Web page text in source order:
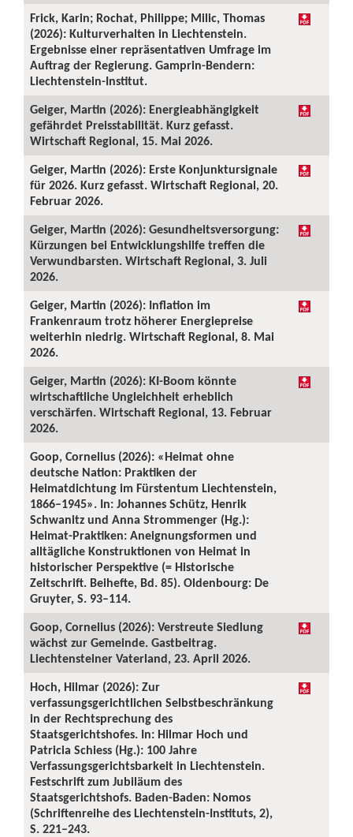
Frick, Karin; Rochat, Philippe; Milic, Thomas
(2026): Kulturverhalten in Liechtenstein.
Ergebnisse einer repräsentativen Umfrage im
Auftrag der Regierung. Gamprin-Bendern:
Liechtenstein-Institut.
Geiger, Martin (2026): Energieabhängigkeit
gefährdet Preisstabilität. Kurz gefasst.
Wirtschaft Regional, 15. Mai 2026.
Geiger, Martin (2026): Erste Konjunktursignale
für 2026. Kurz gefasst. Wirtschaft Regional, 20.
Februar 2026.
Geiger, Martin (2026): Gesundheitsversorgung:
Kürzungen bei Entwicklungshilfe treffen die
Verwundbarsten. Wirtschaft Regional, 3. Juli
2026.
Geiger, Martin (2026): Inflation im
Frankenraum trotz höherer Energiepreise
weiterhin niedrig. Wirtschaft Regional, 8. Mai
2026.
Geiger, Martin (2026): KI-Boom könnte
wirtschaftliche Ungleichheit erheblich
verschärfen. Wirtschaft Regional, 13. Februar
2026.
Goop, Cornelius (2026): «Heimat ohne
deutsche Nation: Praktiken der
Heimatdichtung im Fürstentum Liechtenstein,
1866–1945». In: Johannes Schütz, Henrik
Schwanitz und Anna Strommenger (Hg.):
Heimat-Praktiken: Aneignungsformen und
alltägliche Konstruktionen von Heimat in
historischer Perspektive (= Historische
Zeitschrift. Beihefte, Bd. 85). Oldenbourg: De
Gruyter, S. 93–114.
Goop, Cornelius (2026): Verstreute Siedlung
wächst zur Gemeinde. Gastbeitrag.
Liechtensteiner Vaterland, 23. April 2026.
Hoch, Hilmar (2026): Zur
verfassungsgerichtlichen Selbstbeschränkung
in der Rechtsprechung des
Staatsgerichtshofes. In: Hilmar Hoch und
Patricia Schiess (Hg.): 100 Jahre
Verfassungsgerichtsbarkeit in Liechtenstein.
Festschrift zum Jubiläum des
Staatsgerichtshofs. Baden-Baden: Nomos
(Schriftenreihe des Liechtenstein-Instituts, 2),
S. 221–243.